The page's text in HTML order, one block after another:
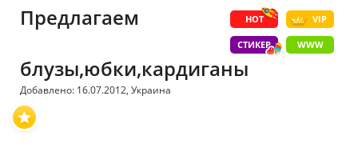
HOT VIP
СТИКЕР WWW
Предлагаем
блузы,юбки,кардиганы
Добавлено: 16.07.2012, Украина